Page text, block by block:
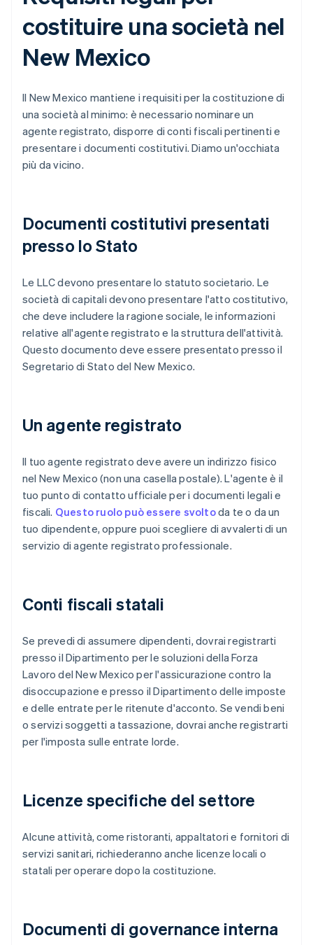
costituire una società nel
New Mexico
Il New Mexico mantiene i requisiti per la costituzione di
una società al minimo: è necessario nominare un
agente registrato, disporre di conti fiscali pertinenti e
presentare i documenti costitutivi. Diamo un'occhiata
più da vicino.
Documenti costitutivi presentati
presso lo Stato
Le LLC devono presentare lo statuto societario. Le
società di capitali devono presentare l'atto costitutivo,
che deve includere la ragione sociale, le informazioni
relative all'agente registrato e la struttura dell'attività.
Questo documento deve essere presentato presso il
Segretario di Stato del New Mexico.
Un agente registrato
Il tuo agente registrato deve avere un indirizzo fisico
nel New Mexico (non una casella postale). L'agente è il
tuo punto di contatto ufficiale per i documenti legali e
fiscali. Questo ruolo può essere svoltoda te o da un
tuo dipendente, oppure puoi scegliere di avvalerti di un
servizio di agente registrato professionale.
Conti fiscali statali
Se prevedi di assumere dipendenti, dovrai registrarti
presso il Dipartimento per le soluzioni della Forza
Lavoro del New Mexico per l'assicurazione contro la
disoccupazione e presso il Dipartimento delle imposte
e delle entrate per le ritenute d'acconto. Se vendi beni
o servizi soggetti a tassazione, dovrai anche registrarti
per l'imposta sulle entrate lorde.
Licenze specifiche del settore
Alcune attività, come ristoranti, appaltatori e fornitori di
servizi sanitari, richiederanno anche licenze locali o
statali per operare dopo la costituzione.
Documenti di governance interna